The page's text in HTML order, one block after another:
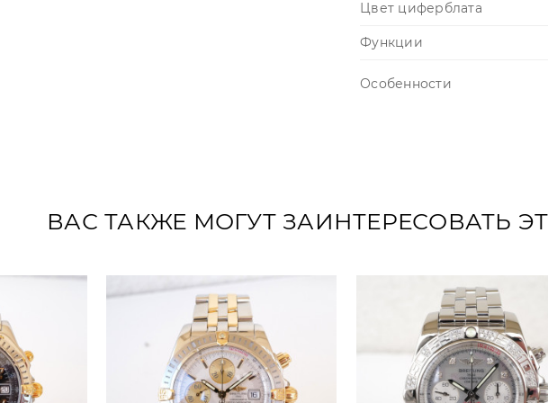
Цвет циферблата
Функции
Особенности
ВАС ТАКЖЕ МОГУТ ЗАИНТЕРЕСОВАТЬ